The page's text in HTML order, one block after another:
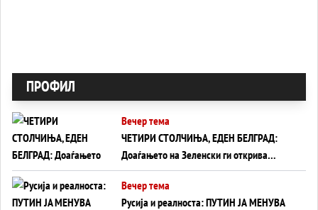
ПРОФИЛ
Вечер тема
ЧЕТИРИ СТОЛЧИЊА, ЕДЕН БЕЛГРАД:
Доаѓањето на Зеленски ги открива
тајните на политиката на балансирање
на Вучиќ
Вечер тема
Русија и реалноста: ПУТИН ЈА МЕНУВА